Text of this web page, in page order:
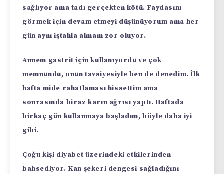
sağlıyor ama tadı gerçekten kötü. Faydasını
görmek için devam etmeyi düşünüyorum ama her
gün aynı iştahla almam zor oluyor.
Annem gastrit için kullanıyordu ve çok
memnundu, onun tavsiyesiyle ben de denedim. İlk
hafta mide rahatlaması hissettim ama
sonrasında biraz karın ağrısı yaptı. Haftada
birkaç gün kullanmaya başladım, böyle daha iyi
gibi.
Çoğu kişi diyabet üzerindeki etkilerinden
bahsediyor. Kan şekeri dengesi sağladığını